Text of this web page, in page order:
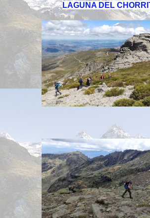
LAGUNA DEL